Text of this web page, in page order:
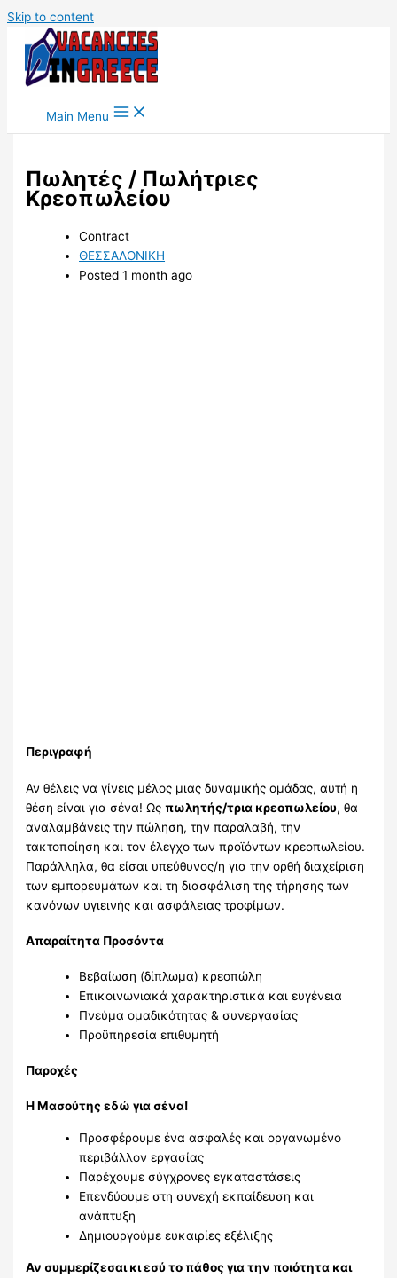
Skip to content
Main Menu
Πωλητές / Πωλήτριες
Κρεοπωλείου
Contract
ΘΕΣΣΑΛΟΝΙΚΗ
Posted 1 month ago
Περιγραφή
Αν θέλεις να γίνεις μέλος μιας δυναμικής ομάδας, αυτή η
θέση είναι για σένα! Ωςπωλητής/τρια κρεοπωλείου, θα
αναλαμβάνεις την πώληση, την παραλαβή, την
τακτοποίηση και τον έλεγχο των προϊόντων κρεοπωλείου.
Παράλληλα, θα είσαι υπεύθυνος/η για την ορθή διαχείριση
των εμπορευμάτων και τη διασφάλιση της τήρησης των
κανόνων υγιεινής και ασφάλειας τροφίμων.
Απαραίτητα Προσόντα
Βεβαίωση (δίπλωμα) κρεοπώλη
Επικοινωνιακά χαρακτηριστικά και ευγένεια
Πνεύμα ομαδικότητας & συνεργασίας
Προϋπηρεσία επιθυμητή
Παροχές
Η Μασούτης εδώ για σένα!
Προσφέρουμε ένα ασφαλές και οργανωμένο
περιβάλλον εργασίας
Παρέχουμε σύγχρονες εγκαταστάσεις
Επενδύουμε στη συνεχή εκπαίδευση και
ανάπτυξη
Δημιουργούμε ευκαιρίες εξέλιξης
Αν συμμερίζεσαι κι εσύ το πάθος για την ποιότητα και